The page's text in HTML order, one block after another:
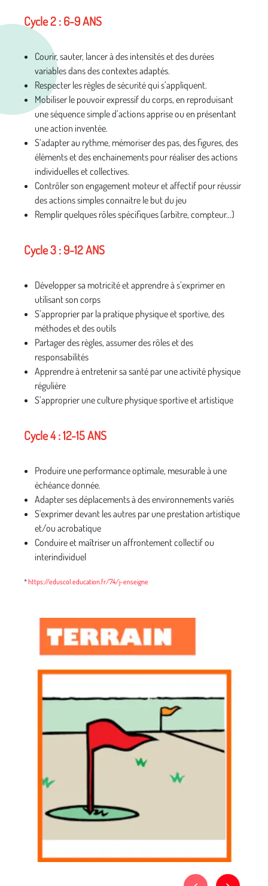
Cycle 2 : 6-9 ANS
Courir, sauter, lancer à des intensités et des durées
variables dans des contextes adaptés.
Respecter les règles de sécurité qui s’appliquent.
Mobiliser le pouvoir expressif du corps, en reproduisant
une séquence simple d’actions apprise ou en présentant
une action inventée.
S’adapter au rythme, mémoriser des pas, des figures, des
éléments et des enchainements pour réaliser des actions
individuelles et collectives.
Contrôler son engagement moteur et affectif pour réussir
des actions simples connaitre le but du jeu
Remplir quelques rôles spécifiques (arbitre, compteur…)
Cycle 3 : 9-12 ANS
Développer sa motricité et apprendre à s’exprimer en
utilisant son corps
S’approprier par la pratique physique et sportive, des
méthodes et des outils
Partager des règles, assumer des rôles et des
responsabilités
Apprendre à entretenir sa santé par une activité physique
régulière
S’approprier une culture physique sportive et artistique
Cycle 4 : 12-15 ANS
Produire une performance optimale, mesurable à une
échéance donnée.
Adapter ses déplacements à des environnements variés
S'exprimer devant les autres par une prestation artistique
et/ou acrobatique
Conduire et maîtriser un affrontement collectif ou
interindividuel
*https://eduscol.education.fr/74/j-enseigne